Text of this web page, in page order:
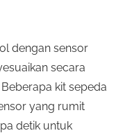
dengan sensor
secara
kit sepeda
yang rumit
detik untuk